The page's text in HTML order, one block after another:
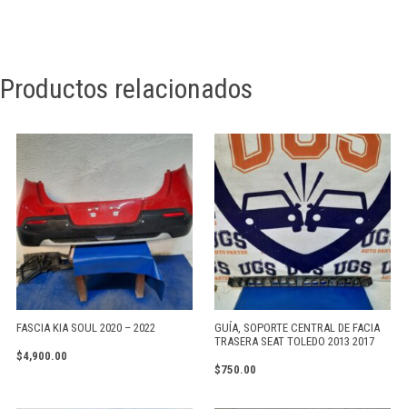
Productos relacionados
FASCIA KIA SOUL 2020 – 2022
$4,900.00
GUÍA, SOPORTE CENTRAL DE FACIA
TRASERA SEAT TOLEDO 2013 2017
$750.00